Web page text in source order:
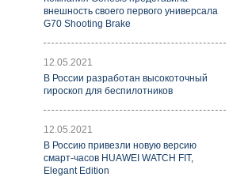
внешность своего первого универсала
G70 Shooting Brake
12.05.2021
В России разработан высокоточный
гироскоп для беспилотников
12.05.2021
В Россию привезли новую версию
смарт-часов HUAWEI WATCH FIT,
Elegant Edition